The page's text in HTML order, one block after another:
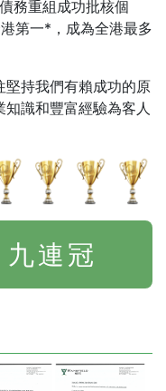
務重組成功批核個
第一*，成為全港最多
堅持我們有賴成功的原
識和豐富經驗為客人
連冠